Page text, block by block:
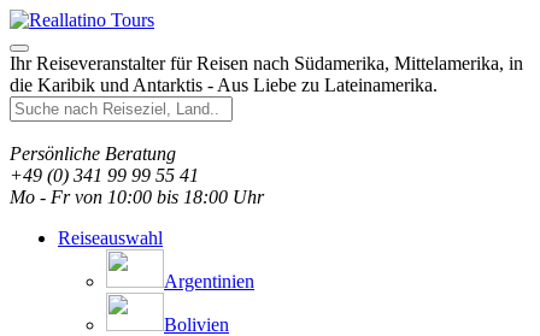
Ihr Reiseveranstalter für Reisen nach Südamerika, Mittelamerika, in
die Karibik und Antarktis - Aus Liebe zu Lateinamerika.
Persönliche Beratung
+49 (0) 341 99 99 55 41
Mo - Fr von 10:00 bis 18:00 Uhr
Reiseauswahl
Argentinien
Bolivien